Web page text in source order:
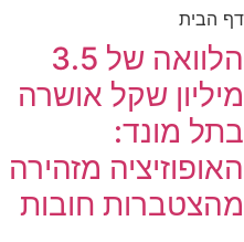
דף הבית
הלוואה של 3.5
מיליון שקל אושרה
בתל מונד:
האופוזיציה מזהירה
מהצטברות חובות